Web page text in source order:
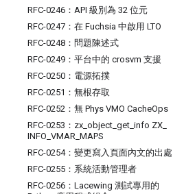
RFC-0246：API 級別為 32 位元
RFC-0247：在 Fuchsia 中啟用 LTO
RFC-0248：問題陳述式
RFC-0249：平台中的 crosvm 支援
RFC-0250：電源拓撲
RFC-0251：無根存取
RFC-0252：無 Phys VMO CacheOps
RFC-0253：zx object get info ZX
INFO VMAR MAPS
RFC-0254：變更寫入頁面內文的出處
RFC-0255：系統活動管理者
RFC-0256：Lacewing 測試專用的